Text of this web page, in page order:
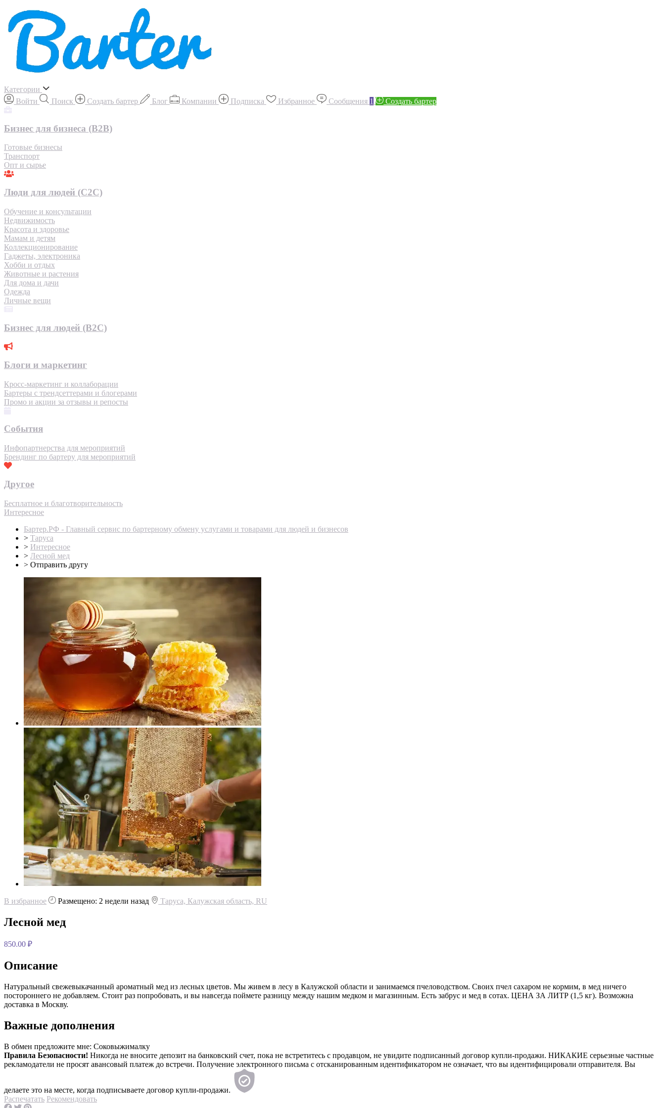
Категории
Войти
Поиск Создать бартер Блог Компании Подписка Избранное Сообщения 1 Создать бартер
Бизнес для бизнеса (B2B)
Готовые бизнесы
Транспорт
Опт и сырье
Люди для людей (С2С)
Обучение и консультации
Недвижимость
Красота и здоровье
Мамам и детям
Коллекционирование
Гаджеты, электроника
Хобби и отдых
Животные и растения
Для дома и дачи
Одежда
Личные вещи
Бизнес для людей (B2C)
Блоги и маркетинг
Кросс-маркетинг и коллаборации
Бартеры с трендсеттерами и блогерами
Промо и акции за отзывы и репосты
События
Инфопартнерства для мероприятий
Брендинг по бартеру для мероприятий
Другое
Бесплатное и благотворительность
Интересное
Бартер.РФ - Главный сервис по бартерному обмену услугами и товарами для людей и бизнесов
> Таруса
> Интересное
> Лесной мед
> Отправить другу
В избранное Размещено: 2 недели назад Таруса, Калужская область, RU
Лесной мед
850.00 ₽
Описание
Натуральный свежевыкачанный ароматный мед из лесных цветов. Мы живем в лесу в Калужской области и занимаемся пчеловодством. Своих пчел сахаром не кормим, в мед ничего
постороннего не добавляем. Стоит раз попробовать, и вы навсегда поймете разницу между нашим медком и магазинным. Есть забрус и мед в сотах. ЦЕНА ЗА ЛИТР (1,5 кг). Возможна
доставка в Москву.
Важные дополнения
В обмен предложите мне: Соковыжималку
Правила Безопасности! Никогда не вносите депозит на банковский счет, пока не встретитесь с продавцом, не увидите подписанный договор купли-продажи. НИКАКИЕ серьезные частные
рекламодатели не просят авансовый платеж до встречи. Получение электронного письма с отсканированным идентификатором не означает, что вы идентифицировали отправителя. Вы
делаете это на месте, когда подписываете договор купли-продажи.
Распечатать Рекомендовать